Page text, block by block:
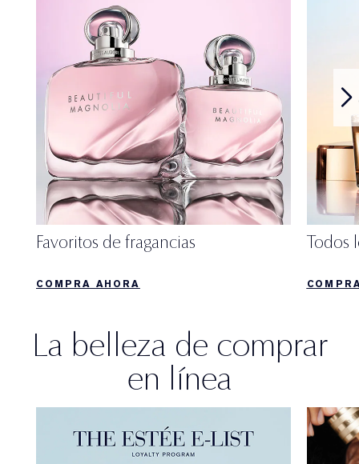
Favoritos de fragancias
COMPRA AHORA
Todos
La belleza de comprar
en línea